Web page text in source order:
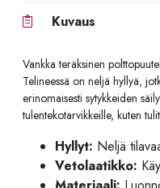
Kuvaus
Vankka teräksinen
Telineessä on neljä hyllyä,
erinomaisesti sytykkeiden
tulentekotarvikkeille, kuten
Hyllyt: Neljä
Vetolaatikko: